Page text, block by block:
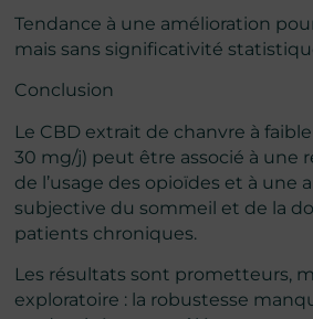
Tendance à une amélioration
mais sans significativité
Conclusion
Le CBD extrait de chanvre à
30 mg/j) peut être associé à une
de l’usage des opioïdes et à une
subjective du sommeil et de la
patients chroniques.
Les résultats sont prometteurs,
exploratoire : la robustesse